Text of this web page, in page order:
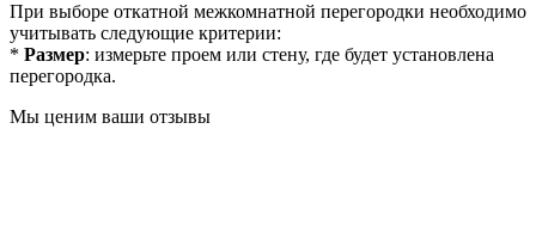
При выборе откатной межкомнатной перегородки необходимо
учитывать следующие критерии:
* Размер: измерьте проем или стену, где будет установлена
перегородка.
Мы ценим ваши отзывы